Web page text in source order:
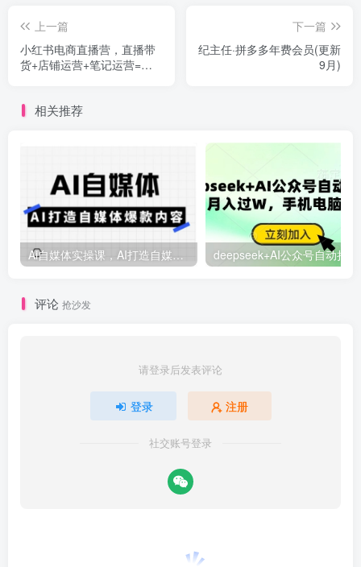
上一篇
小红书电商直播营，直播带
货+店铺运营+笔记运营=全
下一篇
纪主任·拼多多年费会员(更新
9月)
相关推荐
Ai自媒体实操课，AI打造自媒体爆款内容
评论 抢沙发
请登录后发表评论
登录 注册
社交账号登录